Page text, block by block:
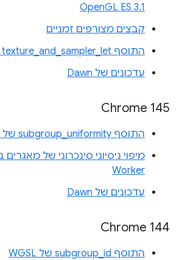
OpenGL ES 3.1
קבצים מצורפים זמניים
התוסף texture_and_sampler_let של WGSL
עדכונים של Dawn
Chrome 145
התוסף subgroup_uniformity של WGSL
מיפוי ניסיוני סינכרוני של מאגרים
Worker
עדכונים של Dawn
Chrome 144
התוסף subgroup_id של WGSL